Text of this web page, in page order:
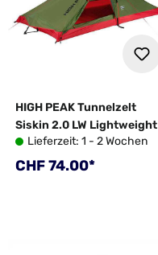
HIGH PEAK Tunnelzelt
Siskin 2.0 LW Lightweight
Lieferzeit: 1 - 2 Wochen
Regulärer Preis:
CHF 74.00*